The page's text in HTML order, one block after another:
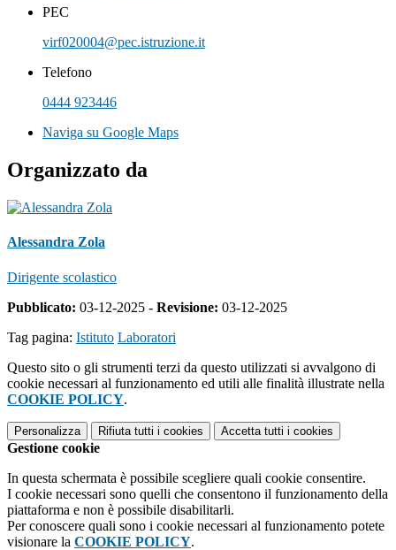
PEC
virf020004@pec.istruzione.it
Telefono
0444 923446
Naviga su Google Maps
Organizzato da
Alessandra Zola
Dirigente scolastico
Pubblicato: 03-12-2025 - Revisione: 03-12-2025
Tag pagina: Istituto Laboratori
Questo sito o gli strumenti terzi da questo utilizzati si avvalgono di
cookie necessari al funzionamento ed utili alle finalità illustrate nella
COOKIE POLICY.
Personalizza Rifiuta tutti i cookies Accetta tutti i cookies
Gestione cookie
In questa schermata è possibile scegliere quali cookie consentire.
I cookie necessari sono quelli che consentono il funzionamento della
piattaforma e non è possibile disabilitarli.
Per conoscere quali sono i cookie necessari al funzionamento potete
visionare la COOKIE POLICY.